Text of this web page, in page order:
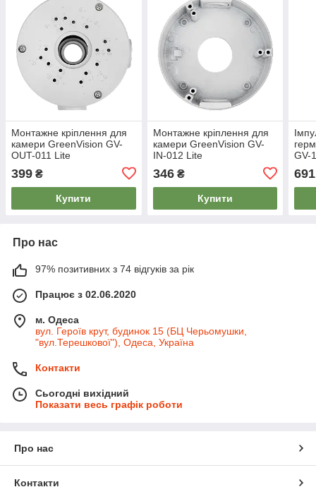
Монтажне кріплення для
камери GreenVision GV-
OUT-011 Lite
399 ₴
Купити
Монтажне кріплення для
камери GreenVision GV-
IN-012 Lite
346₴
Купити
GV-
691
Про нас
97% позитивних з 74 відгуків за рік
Працює з 02.06.2020
м. Одеса
вул. Героїв крут, будинок 15 (БЦ Черьомушки,
"вул.Терешкової"), Одеса, Україна
Контакти
Сьогодні вихідний
Показати весь графік роботи
Про нас
Контакти